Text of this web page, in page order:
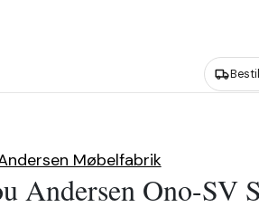
Møbelfabrik
Andersen Ono-SV